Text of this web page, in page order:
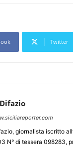
Twitter
giornalista iscritto
N° di tessera 098283,